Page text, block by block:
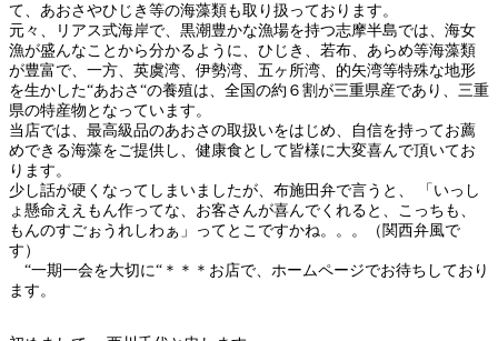
て、あおさやひじき等の海藻類も取り扱っております。
元々、リアス式海岸で、黒潮豊かな漁場を持つ志摩半島では、海女
漁が盛んなことから分かるように、ひじき、若布、あらめ等海藻類
が豊富で、一方、英虞湾、伊勢湾、五ヶ所湾、的矢湾等特殊な地形
を生かした“あおさ“の養殖は、全国の約６割が三重県産であり、三重
県の特産物となっています。
当店では、最高級品のあおさの取扱いをはじめ、自信を持ってお薦
めできる海藻をご提供し、健康食として皆様に大変喜んで頂いてお
ります。
少し話が硬くなってしまいましたが、布施田弁で言うと、 「いっし
ょ懸命ええもん作ってな、お客さんが喜んでくれると、こっちも、
もんのすごぉうれしわぁ」ってとこですかね。。。（関西弁風で
す）
“一期一会を大切に“＊＊＊お店で、ホームページでお待ちしており
ます。